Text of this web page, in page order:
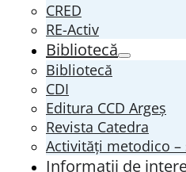
CRED
RE-Activ
Bibliotecă
Bibliotecă
CDI
Editura CCD Argeş
Revista Catedra
Activități metodico
Informații de